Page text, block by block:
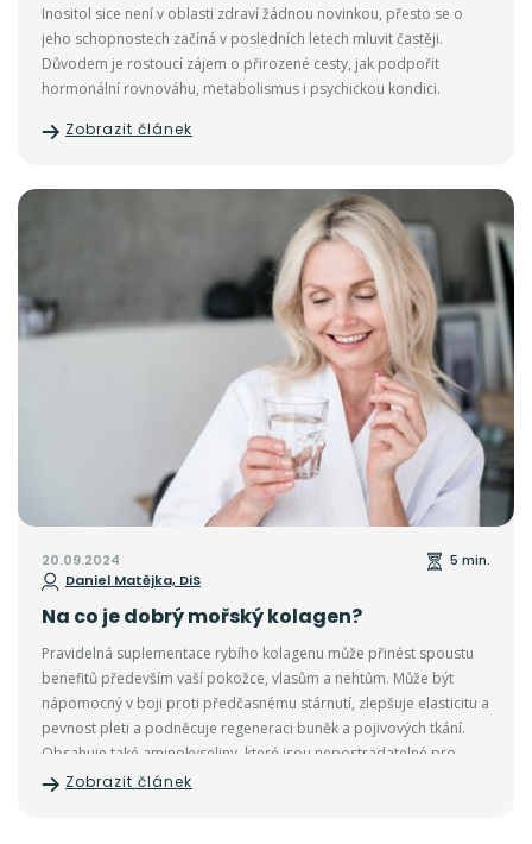
Inositol sice není v oblasti zdraví žádnou novinkou, přesto se o
jeho schopnostech začíná v posledních letech mluvit častěji.
Důvodem je rostoucí zájem o přirozené cesty, jak podpořit
hormonální rovnováhu, metabolismus i psychickou kondici.
Zobrazit článek
20.09.2024
Daniel Matějka, DiS
5 min.
Na co je dobrý mořský kolagen?
Pravidelná suplementace rybího kolagenu může přinést spoustu
benefitů především vaší pokožce, vlasům a nehtům. Může být
nápomocný v boji proti předčasnému stárnutí, zlepšuje elasticitu a
pevnost pleti a podněcuje regeneraci buněk a pojivových tkání.
Obsahuje také aminokyseliny, které jsou nepostradatelné pro
tvorbu keratinu, což je významná bílkovina, která je přirozenou
Zobrazit článek